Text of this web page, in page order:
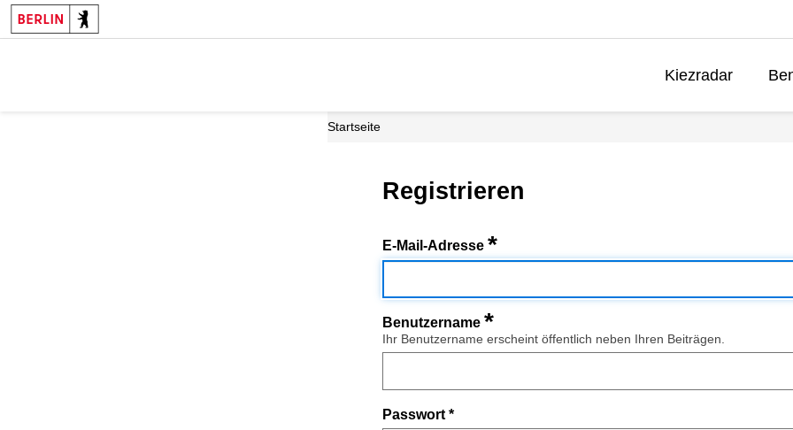
Kiezradar
Startseite
Registrieren
E-Mail-Adresse *
Benutzername *
Ihr Benutzername erscheint öffentlich neben Ihren Beiträgen.
Passwort *